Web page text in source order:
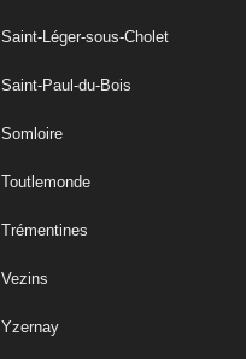
Saint-Léger-sous-Cholet
Saint-Paul-du-Bois
Somloire
Toutlemonde
Trémentines
Vezins
Yzernay